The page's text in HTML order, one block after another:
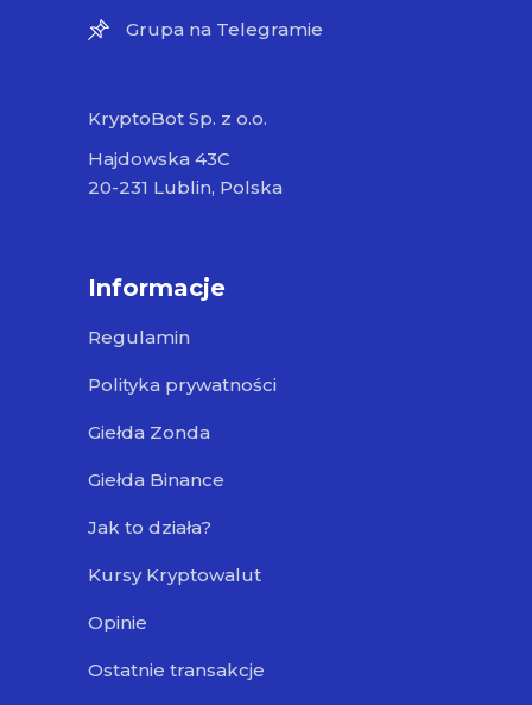
Grupa na Telegramie
KryptoBot Sp. z o.o.
Hajdowska 43C
20-231 Lublin, Polska
Informacje
Regulamin
Polityka prywatności
Giełda Zonda
Giełda Binance
Jak to działa?
Kursy Kryptowalut
Opinie
Ostatnie transakcje